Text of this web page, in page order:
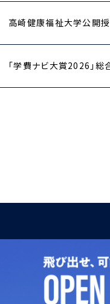
高崎健康福祉大学公開
「学費ナビ大賞2026」